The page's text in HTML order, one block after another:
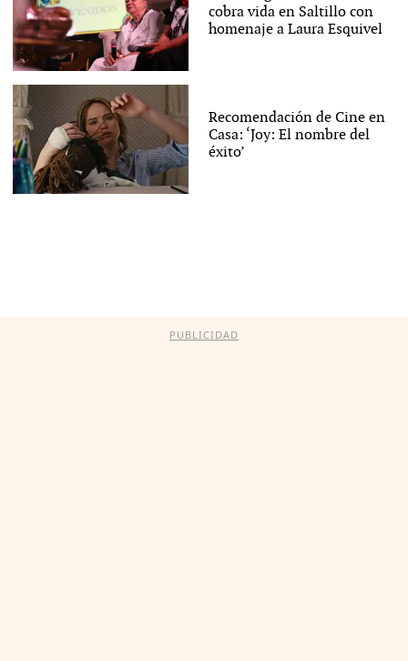
cobra vida en Saltillo con
homenaje a Laura Esquivel
Recomendación de Cine en
Casa: ‘Joy: El nombre del
éxito’
PUBLICIDAD